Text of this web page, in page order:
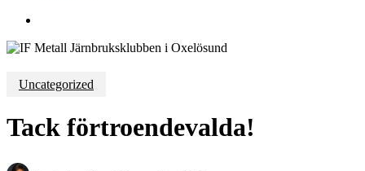
Uncategorized
Tack förtroendevalda!